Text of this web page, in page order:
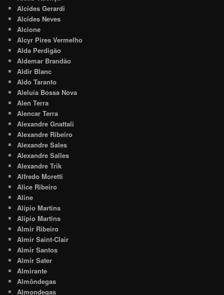
Alcides Gerardi
Alcides Neves
Alcione
Alcyr Pires Vermelho
Alda Perdigão
Aldemar Brandão
Aldir Blanc
Aldo Taranto
Aleluia Bossa Nova
Alen Terra
Alencar Terra
Alexandre Gnattali
Alexandre Ribeiro
Alexandre Sales
Alexandre Salles
Alexandre Trik
Alfredo Moretti
Alice Ribeiro
Aline
Alípio Martins
Alipio Martins
Almir Ribeiro
Almir Saint-Clair
Almir Santos
Almir Sater
Almirante
Almôndegas
Almondegas